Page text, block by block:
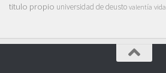
titulo propio universidad de deusto valentía vida